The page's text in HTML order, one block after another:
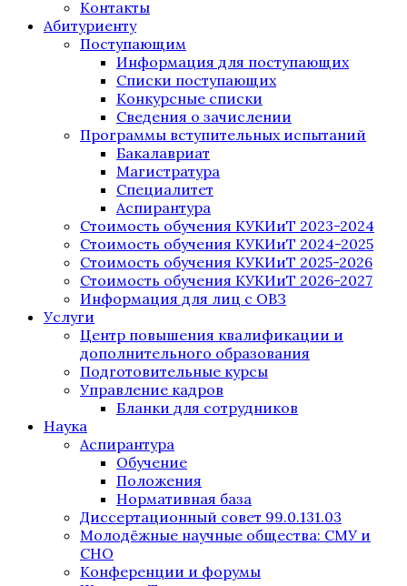
Контакты
Абитуриенту
Поступающим
Информация для поступающих
Списки поступающих
Конкурсные списки
Сведения о зачислении
Программы вступительных испытаний
Бакалавриат
Магистратура
Специалитет
Аспирантура
Стоимость обучения КУКИиТ 2023-2024
Стоимость обучения КУКИиТ 2024-2025
Стоимость обучения КУКИиТ 2025-2026
Стоимость обучения КУКИиТ 2026-2027
Информация для лиц с ОВЗ
Услуги
Центр повышения квалификации и
дополнительного образования
Подготовительные курсы
Управление кадров
Бланки для сотрудников
Наука
Аспирантура
Обучение
Положения
Нормативная база
Диссертационный совет 99.0.131.03
Молодёжные научные общества: СМУ и
СНО
Конференции и форумы